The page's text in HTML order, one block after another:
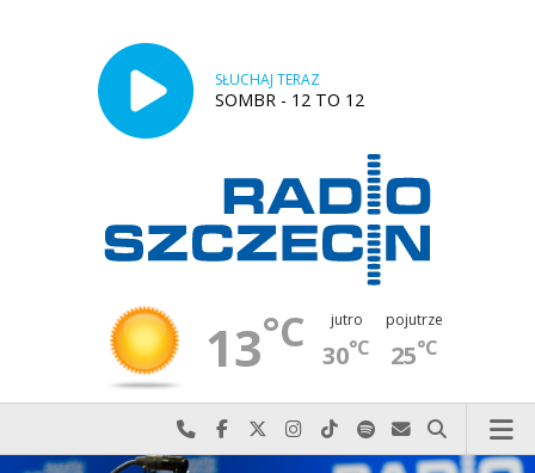
SŁUCHAJ TERAZ
SOMBR - 12 TO 12
13°C jutro
30°C
pojutrze
25°C
Najlepiej po prostu do nas zadzwoń
Odwiedź nas na Facebook-u
Odwiedź nas na X
Odwiedź nas na Instagram-ie
Odwiedź nas na TikTok-u
Szukaj nas na Spotify
Wyślij do nas
Szukaj